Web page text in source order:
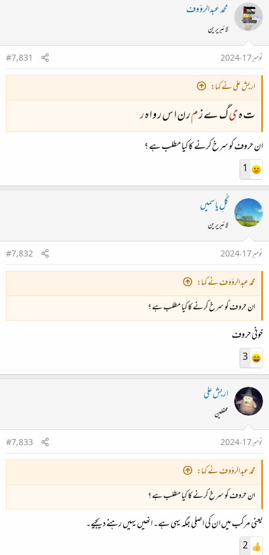
محمد عبدالرؤوف
لائبریرین
نومبر 17، 2024
#7,831
اربش علی نے کہا:
ت ہیگ ے زمر ن ا س ر و ا ہر
ان حروف کو سرخ کرنے کا کیا مطلب ہے ؟
1
گُلِ یاسمیں
لائبریرین
نومبر 17، 2024
#7,832
محمد عبدالرؤوف نے کہا:
ان حروف کو سرخ کرنے کا کیا مطلب ہے ؟
خونی حروف
3
اربش علی
محفلین
نومبر 17، 2024
#7,833
محمد عبدالرؤوف نے کہا:
ان حروف کو سرخ کرنے کا کیا مطلب ہے ؟
یعنی مرکب میں ان کی اصلی جگہ یہی ہے۔ انھیں یہیں رہنے دیجیے۔
2